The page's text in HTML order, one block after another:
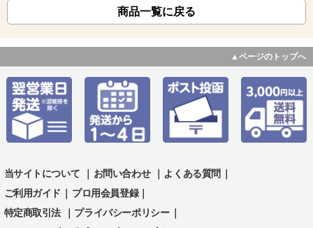
商品一覧に戻る
▲ページのトップへ
当サイトについて お問い合わせ よくある質問
ご利用ガイド
プロ用会員登録｜
特定商取引法
プライバシーポリシー